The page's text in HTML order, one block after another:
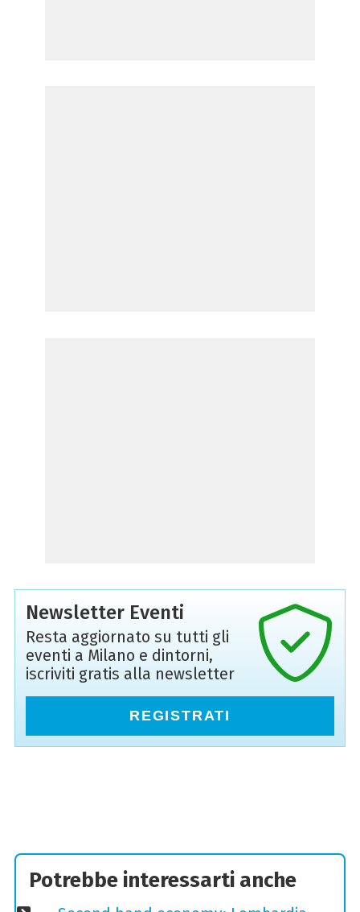
Newsletter Eventi
Resta aggiornato su tutti gli
eventi a Milano e dintorni,
iscriviti gratis alla newsletter
REGISTRATI
Potrebbe interessarti anche